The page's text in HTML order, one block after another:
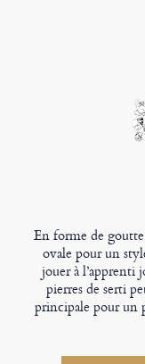
En forme de
ovale pour un
jouer à l’apprenti
pierres de serti
principale pour un